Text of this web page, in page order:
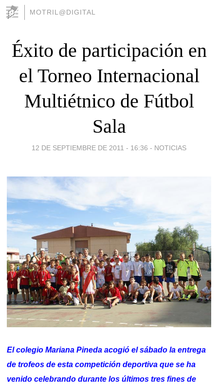
MOTRIL@DIGITAL
Éxito de participación en
el Torneo Internacional
Multiétnico de Fútbol
Sala
12 DE SEPTIEMBRE DE 2011 - 16:36 - NOTICIAS
El colegio Mariana Pineda acogió el sábado la entrega
de trofeos de esta competición deportiva que se ha
venido celebrando durante los últimos tres fines de